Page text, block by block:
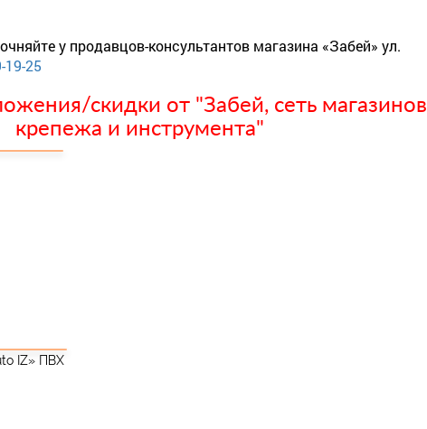
у продавцов-консультантов магазина «Забей» ул.
19-25
скидки от "Забей, сеть магазинов
крепежа и инструмента"
IZ» ПВХ